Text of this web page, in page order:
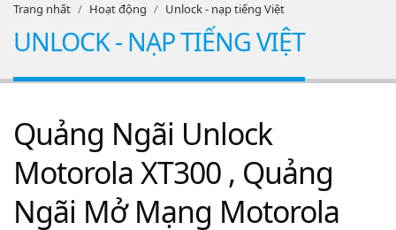
Trang nhất Hoạt động Unlock - nạp tiếng Việt
UNLOCK - NẠP TIẾNG VIỆT
Quảng Ngãi Unlock
Motorola XT300 , Quảng
Ngãi Mở Mạng Motorola